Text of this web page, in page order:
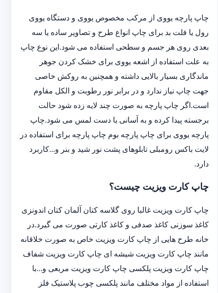
چاپ پارچه یووی از مرکب مخصوص یووی و دستگاه یووی
رول یا فلت بد برای چاپ انواع طرح و تصاویر ساده یا سه
بعدی روی هر جسم و سطحی استفاده می شود.این نوع چاپ
به علت استفاده از اشعه یووی برای خشک کردن جوهر
ماندگاری بسیار بالایی داشته و همچنین به روکش خاصی
جهت چاپ نیاز ندارد و در برابر نور رطوبت و الکل مقاوم
است.اگر چاپ پارچه به صورت چند لایه زده شود حالت
برجسته پیدا کرده و به آسانی با دست لمس می شود.چاپ
پارچه یووی برای چاپ پارچه بوم چاپ پارچه برای استفاده در
لایت باکس رومبلی تابلوهای پشت نور شید و بنر و...کاربرد
دارد.
چاپ کارت ویزیت چیست؟
چاپ کارت ویزیت غالبا روی گلاسه کتان آلمان کتان اندونزی
کاغذ سوزنی کاغذ صدفی و کاغذ کارتی صورت می گیرد.در
خانه طرح هایی از چاپ کارت ویزیت خاص به صورت خلاقانه
مانند چاپ کارت ویزیت شیشه ای چاپ کارت ویزیت شفاف
چاپ کارت ویزیت پلکسی چاپ کارت ویزیت مربعی و...با
استفاده از مواد مختلف مانند پلکسی چوب پلاستیک فلز